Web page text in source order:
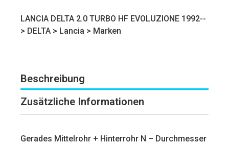
LANCIA DELTA 2.0 TURBO HF EVOLUZIONE 1992--
> DELTA > Lancia > Marken
Beschreibung
Zusätzliche Informationen
Gerades Mittelrohr + Hinterrohr N – Durchmesser